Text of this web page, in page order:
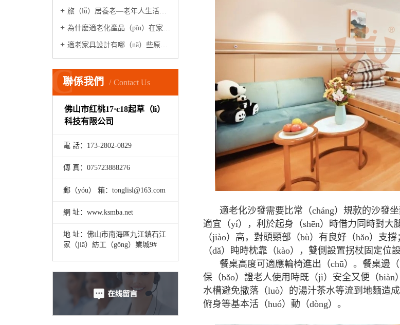
旅（lǚ）居養老—老年人生活新模式
為什麽適老化產品（pǐn）在家居市場很（hěn）少見？
適老家具設計有哪（nǎ）些原則？
聯係我們 Contact Us
C
佛山市红桃17·c18起草（lì）
科技有限公司
電 話：173-2802-0829
傳 真：075723888276
郵（yóu） 箱：tonglisl@163.com
網 址：www.ksmba.net
地 址：佛山市南海區九江鎮石江
家（jiā）紡工（gōng）業城9#
適老化沙發需要比常（cháng）規款的沙發
適宜（yí），利於起身（shēn）時借力同時對
（jiào）高，對頭頸部（bù）有良好（hǎo）支
（dǎ）盹時枕靠（kào），雙側設置拐杖固定位
餐桌高度可適應輪椅進出（chū）。餐桌邊
保（bǎo）證老人使用時既（jì）安全又便（
水槽避免撒落（luò）的湯汁茶水等流到地麵造
俯身等基本活（huó）動（dòng）。